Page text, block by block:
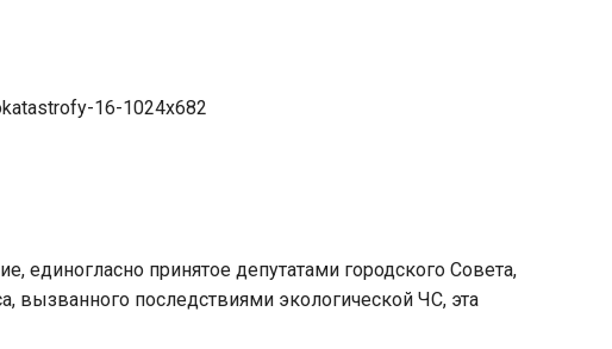
единогласно принятое депутатами городского Совета,
вызванного последствиями экологической ЧС, эта